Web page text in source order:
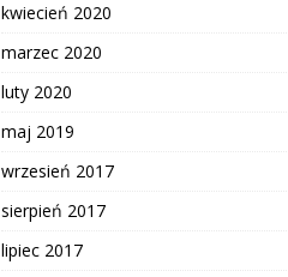
kwiecień 2020
marzec 2020
luty 2020
maj 2019
wrzesień 2017
sierpień 2017
lipiec 2017